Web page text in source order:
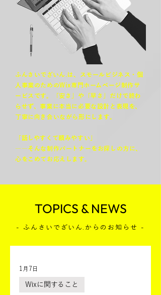
ふんさいでざいん.は、スモールビジネス・個
人事業のためのWix専門ホームページ制作サ
ービスです。「安さ」や「早さ」だけで終わ
らせず、事業に本当に必要な設計と表現を、
丁寧に向き合いながら形にします。
「話しやすくて頼みやすい」
――そんな制作パートナーをお探しの方に、
心をこめてお応えします。
TOPICS & NEWS
- ふんさいでざいん.からのお知らせ -
Wixに関すること
1月7日